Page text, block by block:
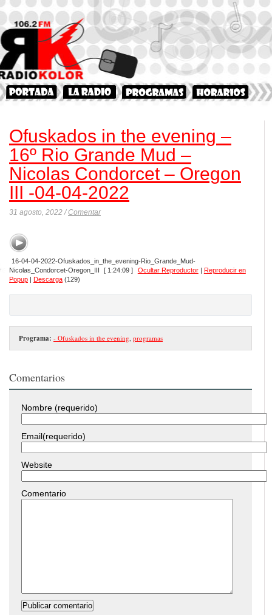
Ofuskados in the evening –
16º Rio Grande Mud –
Nicolas Condorcet – Oregon
III -04-04-2022
31 agosto, 2022 /Comentar
16-04-04-2022-Ofuskados_in_the_evening-Rio_Grande_Mud-
Nicolas_Condorcet-Oregon_III
[ 1:24:09 ] Ocultar Reproductor| Reproducir en
Popup | Descarga (129)
Programa: - Ofuskados in the evening programas
Comentarios
Nombre (requerido)
Email(requerido)
Website
Comentario